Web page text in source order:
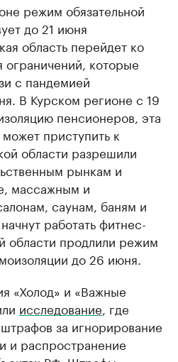
режим обязательной
до 21 июня
область перейдет ко
ограничений, которые
с пандемией
В Курском регионе с 19
пенсионеров, эта
приступить к
области разрешили
рынкам и
массажным и
саунам, баням и
работать фитнес-
области продлили режим
до 26 июня.
«Холод» и «Важные
исследование, где
за игнорирование
и распространение